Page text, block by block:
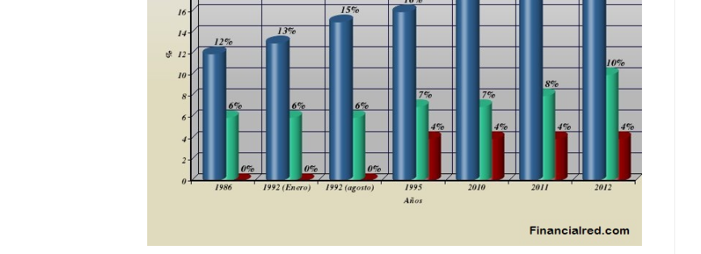
descubren cuando ya es demasiado tarde
20/07/2026
ReseÃ±a de SIFX: Lo Que Deben Saber los Traders Mexicanos Antes de
Operar 29/06/2026
Crear empresa online vs proceso tradicional: ventajas reales para pymes
29/05/2026
CÃ³mo afrontar una baja mÃ©dica cuando trabajas por cuenta propia
26/05/2026